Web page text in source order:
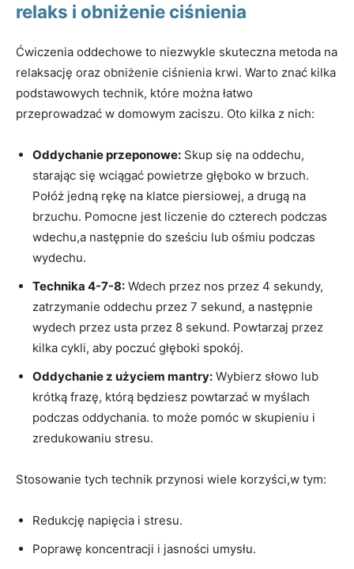
relaks i obniżenie ciśnienia
Ćwiczenia oddechowe to niezwykle skuteczna metoda na
relaksację oraz obniżenie ciśnienia krwi. Warto znać kilka
podstawowych technik, które można łatwo
przeprowadzać w domowym zaciszu. Oto kilka z nich:
Oddychanie przeponowe: Skup się na oddechu,
starając się wciągać powietrze głęboko w brzuch.
Połóż jedną rękę na klatce piersiowej, a drugą na
brzuchu. Pomocne jest liczenie do czterech podczas
wdechu,a następnie do sześciu lub ośmiu podczas
wydechu.
Technika 4-7-8: Wdech przez nos przez 4 sekundy,
zatrzymanie oddechu przez 7 sekund, a następnie
wydech przez usta przez 8 sekund. Powtarzaj przez
kilka cykli, aby poczuć głęboki spokój.
Oddychanie z użyciem mantry: Wybierz słowo lub
krótką frazę, którą będziesz powtarzać w myślach
podczas oddychania. to może pomóc w skupieniu i
zredukowaniu stresu.
Stosowanie tych technik przynosi wiele korzyści,w tym:
Redukcję napięcia i stresu.
Poprawę koncentracji i jasności umysłu.